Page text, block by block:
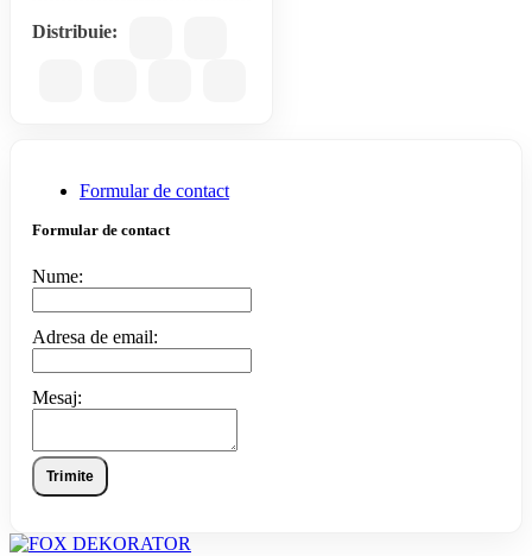
Distribuie:
Formular de contact
Formular de contact
Nume:
Adresa de email:
Mesaj:
Trimite